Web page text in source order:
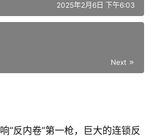
2025年2月6日 下午6:03
Next
“反内卷”第一枪，巨大的连锁反